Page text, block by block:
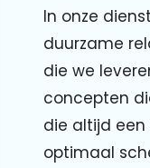
In onze
duurzame
die we
concepten
die altijd een
optimaal